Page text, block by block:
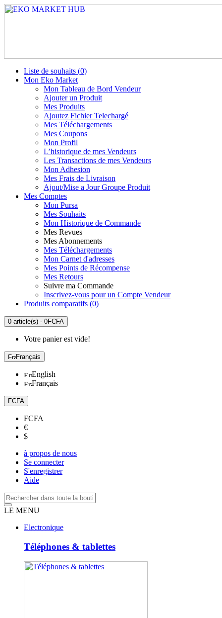
Liste de souhaits (0)
Mon Eko Market
Mon Tableau de Bord Vendeur
Ajouter un Produit
Mes Produits
Ajoutez Fichier Telechargé
Mes Téléchargements
Mes Coupons
Mon Profil
L’historique de mes Vendeurs
Les Transactions de mes Vendeurs
Mon Adhesion
Mes Frais de Livraison
Ajout/Mise a Jour Groupe Produit
Mes Comptes
Mon Pursa
Mes Souhaits
Mon Historique de Commande
Mes Revues
Mes Abonnements
Mes Téléchargements
Mon Carnet d'adresses
Mes Points de Récompense
Mes Retours
Suivre ma Commande
Inscrivez-vous pour un Compte Vendeur
Produits comparatifs (0)
0 article(s) - 0FCFA
Votre panier est vide!
Français
English
Français
FCFA
FCFA
€
$
à propos de nous
Se connecter
S'enregistrer
Aide
LE MENU
Electronique
Téléphones & tablettes